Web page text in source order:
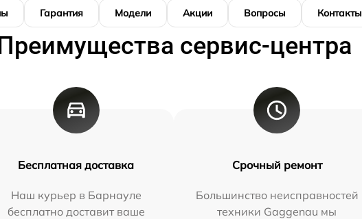
Гарантия Модели Акции Вопросы Контакты
сервис-центра
Бесплатная доставка
Наш курьер в Барнауле
бесплатно доставит ваше
Срочный ремонт
Большинство неисправностей
техники Gaggenau мы